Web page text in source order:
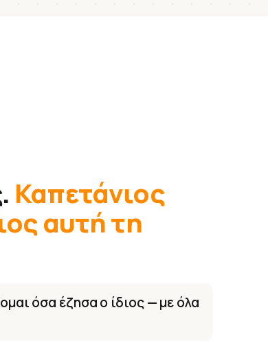
Καπετάνιος
αυτή τη
όσα έζησα ο ίδιος — με όλα